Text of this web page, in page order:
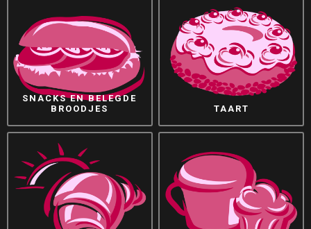
SNACKS EN BELEGDE
BROODJES
TAART